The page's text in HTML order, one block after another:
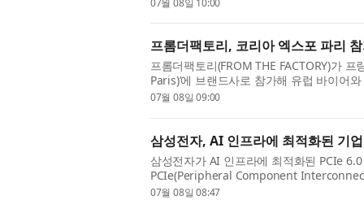
07월 08일 10:00
프롬더팩토리, 코리아 엑스포 파리
프롬더팩토리(FROM THE FACTORY)가
Paris)’에 브랜드사로 참가해 유럽 바이어
프롬더팩토리는 ‘좋은 화장품의 본질은 제
07월 08일 09:00
삼성전자, AI 인프라에 최적화된 기업
삼성전자가 AI 인프라에 최적화된 PCIe
PCIe(Peripheral Component
PCIe 5.0 대비 2배 향상된 데이터 전송 대
07월 08일 08:47